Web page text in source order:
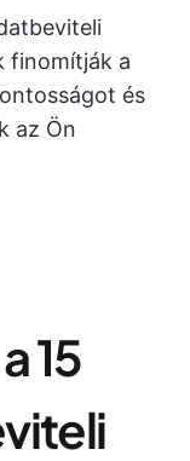
finomítják a
és
az Ön
15